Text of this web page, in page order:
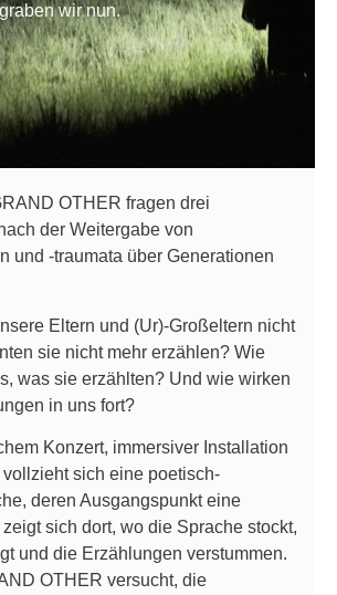
wir nun.
OTHER fragen drei
der Weitergabe von
und -traumata über Generationen
Eltern und (Ur)-Großeltern nicht
sie nicht mehr erzählen? Wie
was sie erzählten? Und wie wirken
in uns fort?
Konzert, immersiver Installation
sich eine poetisch-
deren Ausgangspunkt eine
sich dort, wo die Sprache stockt,
und die Erzählungen verstummen.
OTHER versucht, die